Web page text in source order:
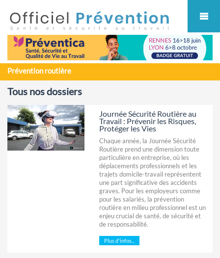
Prévention routière
Tous nos dossiers
Journée Sécurité Routière au
Travail : Prévenir les Risques,
Protéger les Vies
Chaque année, la Journée Sécurité
Routière prend une dimension toute
particulière en entreprise, où les
déplacements professionnels et les
trajets domicile-travail représentent
une part significative des accidents
graves. Pour les employeurs comme
pour les salariés, la prévention
routière en milieu professionnel est un
enjeu crucial de santé, de sécurité et
de responsabilité.
Plus d'infos...